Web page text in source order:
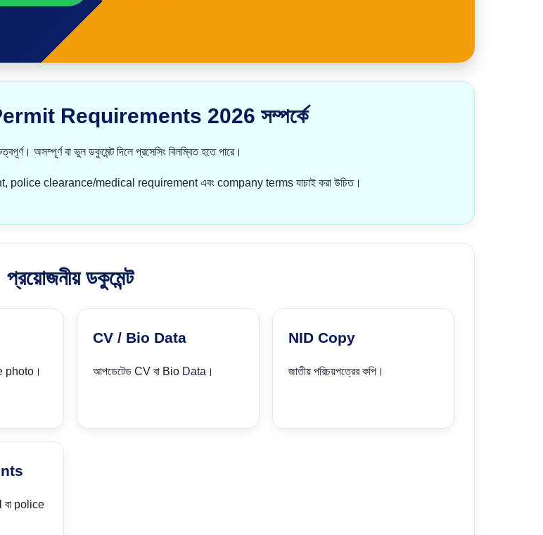
Requirements 2026 সম্পর্কে
অসম্পূর্ণ বা ভুল ডকুমেন্ট দিলে প্রসেসিং বিলম্বিত হতে পারে।
clearance/medical requirement এবং company terms যাচাই করা উচিত।
প্রয়োজনীয় ডকুমেন্ট
photo।
CV / Bio Data
আপডেটেড CV বা Bio Data।
NID Copy
জাতীয় পরিচয়পত্রের কপি।
বা police